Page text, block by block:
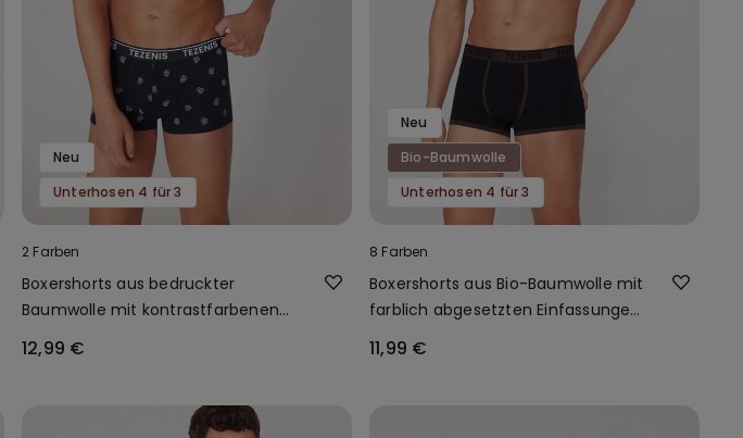
Neu
Unterhosen 4 für 3
2 Farben
Boxershorts aus bedruckter
Baumwolle mit kontrastfarbenen
12,99 €
Neu
Bio-Baumwolle
Unterhosen 4 für 3
8 Farben
Boxershorts aus Bio-Baumwolle mit
farblich abgesetzten Einfassungen
11,99 €